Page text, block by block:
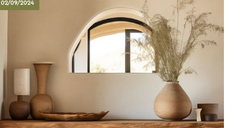
02/09/2024